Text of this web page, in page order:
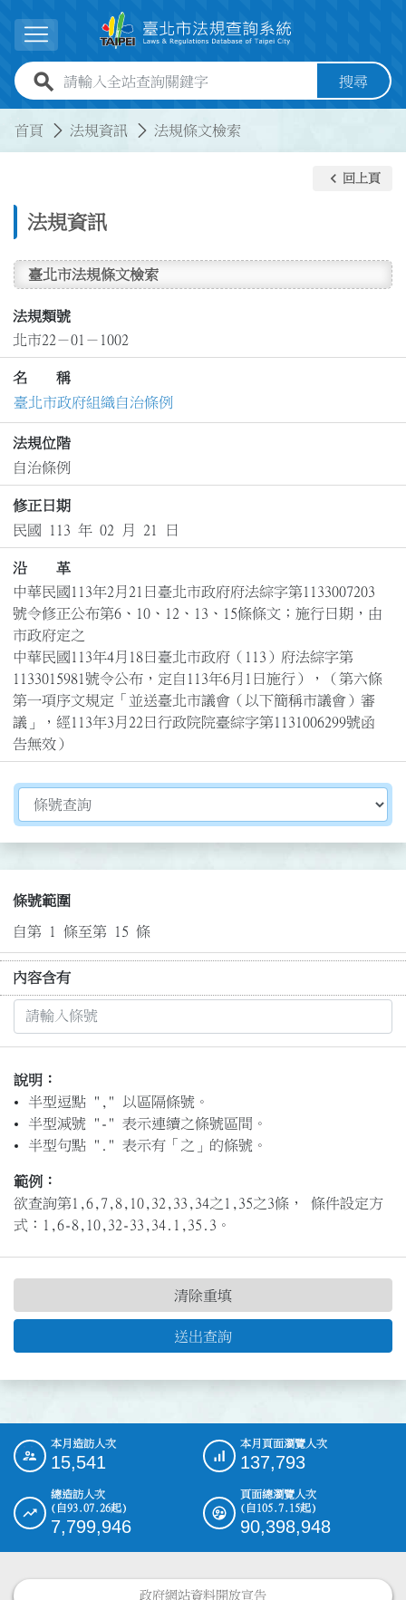
展開選單
全站查詢關鍵字欄位 搜尋
首頁 法規資訊 法規條文檢索
法規資訊
keyboard_arrow_left 回上頁
臺北市法規條文檢索
法規類號
北市22－01－1002
名 稱
臺北市政府組織自治條例
法規位階
自治條例
修正日期
民國 113 年 02 月 21 日
沿 革
中華民國113年2月21日臺北市政府府法綜字第1133007203
號令修正公布第6、10、12、13、15條條文；施行日期，由
市政府定之
中華民國113年4月18日臺北市政府（113）府法綜字第
1133015981號令公布，定自113年6月1日施行），（第六條
第一項序文規定「並送臺北市議會（以下簡稱市議會）審
議」，經113年3月22日行政院院臺綜字第1131006299號函
告無效）
切換選擇法規資訊內容
條號範圍
自第 1 條至第 15 條
內容含有
說明：
半型逗點 "," 以區隔條號。
半型減號 "-" 表示連續之條號區間。
半型句點 "." 表示有「之」的條號。
範例：
欲查詢第1,6,7,8,10,32,33,34之1,35之3條， 條件設定方
式：1,6-8,10,32-33,34.1,35.3。
送出查詢
清除重填
::: 本月造訪人次
15,541
本月頁面瀏覽人次
137,793
總造訪人次
(自93.07.26起)
7,799,946
頁面總瀏覽人次
(自105.7.15起)
90,398,948
政府網站資料開放宣告